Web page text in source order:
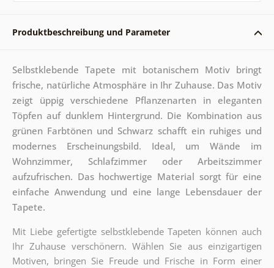
Produktbeschreibung und Parameter
Selbstklebende Tapete mit botanischem Motiv bringt
frische, natürliche Atmosphäre in Ihr Zuhause. Das Motiv
zeigt üppig verschiedene Pflanzenarten in eleganten
Töpfen auf dunklem Hintergrund. Die Kombination aus
grünen Farbtönen und Schwarz schafft ein ruhiges und
modernes Erscheinungsbild. Ideal, um Wände im
Wohnzimmer, Schlafzimmer oder Arbeitszimmer
aufzufrischen. Das hochwertige Material sorgt für eine
einfache Anwendung und eine lange Lebensdauer der
Tapete.
Mit Liebe gefertigte selbstklebende Tapeten können auch
Ihr Zuhause verschönern. Wählen Sie aus einzigartigen
Motiven, bringen Sie Freude und Frische in Form einer